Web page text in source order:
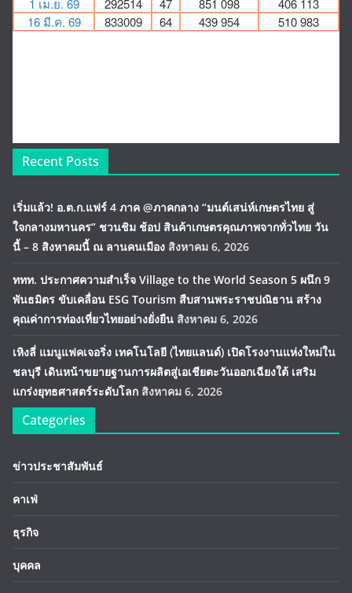
Recent Posts
เริ่มแล้ว! อ.ต.ก.แฟร์ 4 ภาค @ภาคกลาง “มนต์เสน่ห์เกษตรไทย สู่
ใจกลางมหานคร” ชวนชิม ช้อป สินค้าเกษตรคุณภาพจากทั่วไทย วัน
นี้ – 8 สิงหาคมนี้ ณ ลานคนเมือง สิงหาคม 6, 2026
ททท. ประกาศความสำเร็จ Village to the World Season 5 ผนึก 9
พันธมิตร ขับเคลื่อน ESG Tourism สืบสานพระราชปณิธาน สร้าง
คุณค่าการท่องเที่ยวไทยอย่างยั่งยืน สิงหาคม 6, 2026
เหิงลี่ แมนูแฟคเจอริ่ง เทคโนโลยี (ไทยแลนด์) เปิดโรงงานแห่งใหม่ใน
ชลบุรี เดินหน้าขยายฐานการผลิตสู่เอเชียตะวันออกเฉียงใต้ เสริม
แกร่งยุทธศาสตร์ระดับโลก สิงหาคม 6, 2026
Categories
ข่าวประชาสัมพันธ์
คาเฟ่
ธุรกิจ
บุคคล